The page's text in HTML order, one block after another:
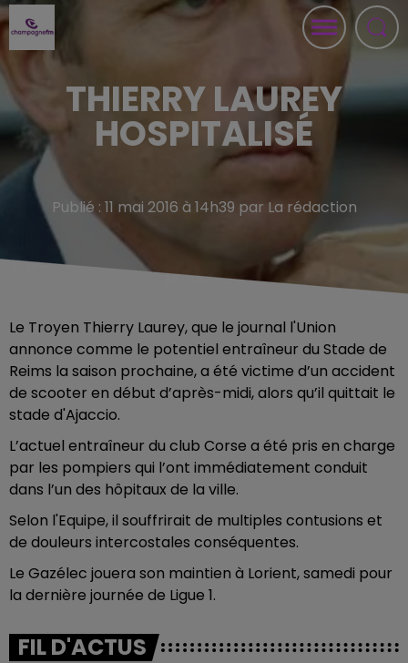
THIERRY LAUREY
HOSPITALISÉ
Publié : 11 mai 2016 à 14h39 par La rédaction
Le Troyen Thierry Laurey, que le journal l'Union
annonce comme le potentiel entraîneur du Stade de
Reims la saison prochaine, a été victime d’un accident
de scooter en début d’après-midi, alors qu’il quittait le
stade d'Ajaccio.
L’actuel entraîneur du club Corse a été pris en charge
par les pompiers qui l’ont immédiatement conduit
dans l’un des hôpitaux de la ville.
Selon l'Equipe, il souffrirait de multiples contusions et
de douleurs intercostales conséquentes.
Le Gazélec jouera son maintien à Lorient, samedi pour
la dernière journée de Ligue 1.
FIL D'ACTUS